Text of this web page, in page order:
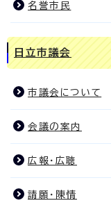
名誉市民
日立市議会
市議会について
会議の案内
広報・広聴
請願・陳情